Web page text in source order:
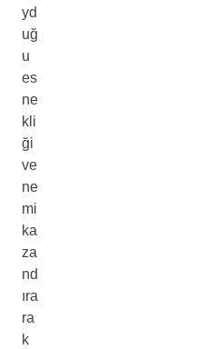
yd
uğ
u
es
ne
kli
ği
ve
ne
mi
ka
za
nd
ıra
ra
k